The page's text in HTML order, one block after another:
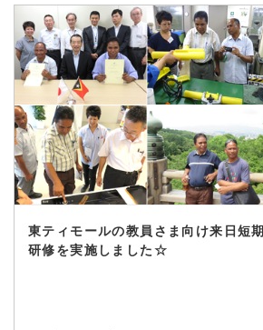
東ティモールの教員さま向け来日短期
研修を実施しました☆